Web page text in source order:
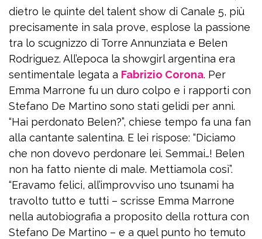
dietro le quinte del talent show di Canale 5, più
precisamente in sala prove, esplose la passione
tra lo scugnizzo di Torre Annunziata e Belen
Rodriguez. All’epoca la showgirl argentina era
sentimentale legata a Fabrizio Corona. Per
Emma Marrone fu un duro colpo e i rapporti con
Stefano De Martino sono stati gelidi per anni.
“Hai perdonato Belen?”, chiese tempo fa una fan
alla cantante salentina. E lei rispose: “Diciamo
che non dovevo perdonare lei. Semmai…! Belen
non ha fatto niente di male. Mettiamola così”.
“Eravamo felici, all’improvviso uno tsunami ha
travolto tutto e tutti – scrisse Emma Marrone
nella autobiografia a proposito della rottura con
Stefano De Martino – e a quel punto ho temuto